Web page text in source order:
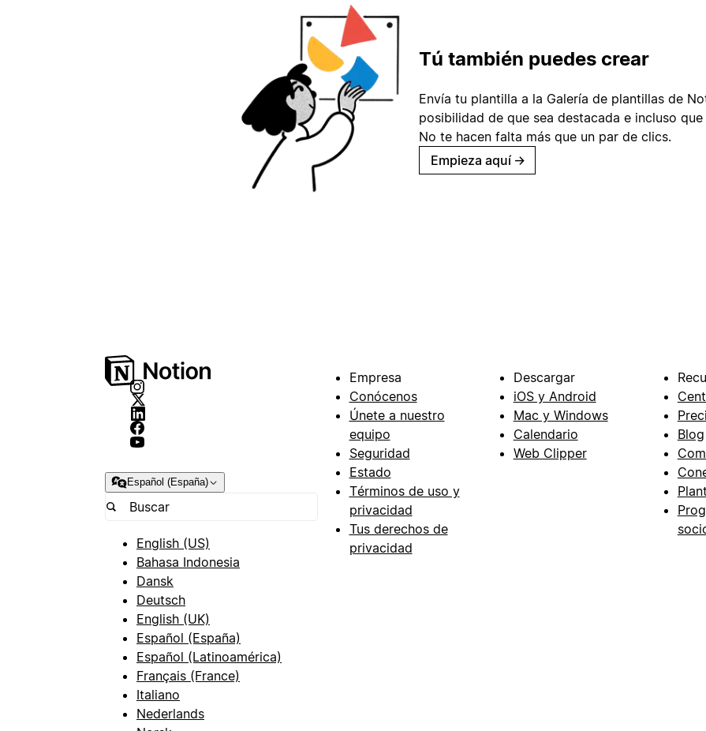
Tú también puedes crear
Envía tu plantilla a la Galería de plantillas de
posibilidad de que sea destacada e incluso
No te hacen falta más que un par de clics.
Empieza aquí →
Español (España)
English (US)
Bahasa Indonesia
Dansk
Deutsch
English (UK)
Español (España)
Español (Latinoamérica)
Français (France)
Italiano
Nederlands
Empresa
Conócenos
Únete a nuestro
equipo
Seguridad
Estado
Términos de uso y
privacidad
Tus derechos de
privacidad
Descargar
iOS y Android
Mac y Windows
Calendario
Web Clipper
Blog